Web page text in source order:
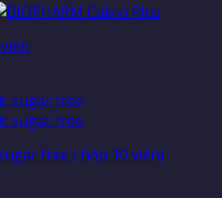
free ( hộp 10 viên)